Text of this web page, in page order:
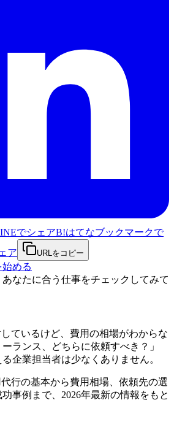
でシェアB!はてなブックマークで
ア URLをコピー
める
なたに合う仕事をチェックしてみて
しているけど、費用の相場がわからな
ランス、どちらに依頼すべき？」
企業担当者は少なくありません。
行の基本から費用相場、依頼先の選
事例まで、2026年最新の情報をもと